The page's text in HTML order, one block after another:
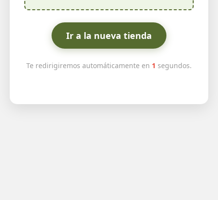
Ir a la nueva tienda
Te redirigiremos automáticamente en 1 segundos.